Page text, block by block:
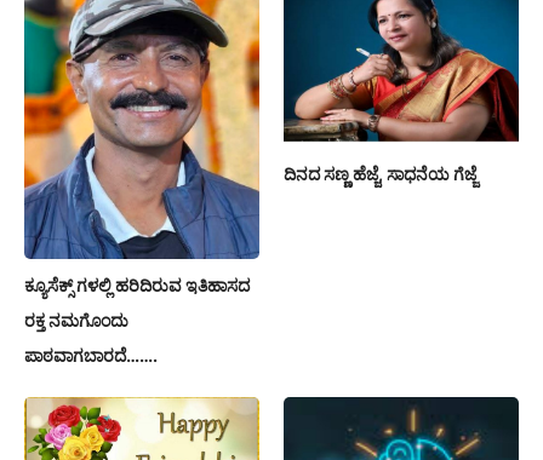
ಕ್ಯೂಸೆಕ್ಸ್ ಗಳಲ್ಲಿ ಹರಿದಿರುವ ಇತಿಹಾಸದ
ರಕ್ತ ನಮಗೊಂದು
ಪಾಠವಾಗಬಾರದೆ…….
ದಿನದ ಸಣ್ಣ ಹೆಜ್ಜೆ, ಸಾಧನೆಯ ಗೆಜ್ಜೆ